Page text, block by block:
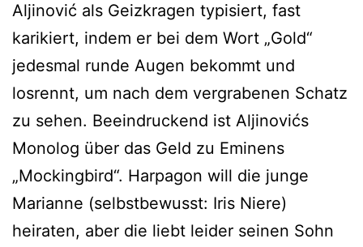
Aljinović als Geizkragen typisiert, fast
karikiert, indem er bei dem Wort „Gold“
jedesmal runde Augen bekommt und
losrennt, um nach dem vergrabenen Schatz
zu sehen. Beeindruckend ist Aljinovićs
Monolog über das Geld zu Eminens
„Mockingbird“. Harpagon will die junge
Marianne (selbstbewusst: Iris Niere)
heiraten, aber die liebt leider seinen Sohn